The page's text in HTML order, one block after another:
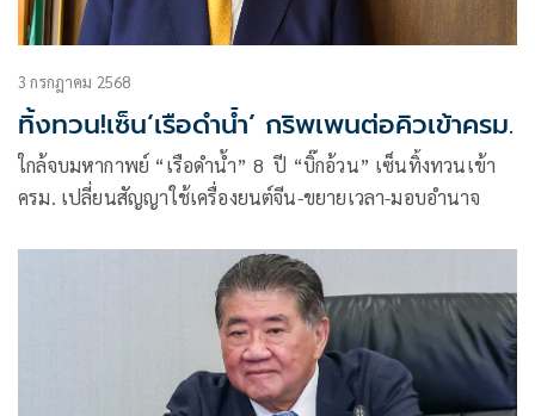
3 กรกฎาคม 2568
ทิ้งทวน!เซ็น‘เรือดำนํ้า’ กริพเพนต่อคิวเข้าครม.
ใกล้จบมหากาพย์ “เรือดำน้ำ” 8 ปี “บิ๊กอ้วน” เซ็นทิ้งทวนเข้า
ครม. เปลี่ยนสัญญาใช้เครื่องยนต์จีน-ขยายเวลา-มอบอำนาจ